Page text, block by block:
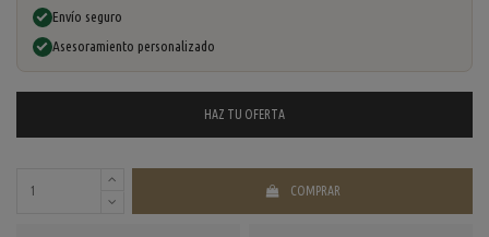
Envío seguro
Asesoramiento personalizado
HAZ TU OFERTA
COMPRAR